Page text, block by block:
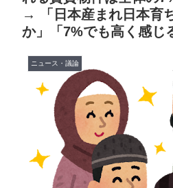
▶
【海外の反応】日本のウェブ
多い気がする → 「日本のIT業
らな」「ゲームのUIは優れて
韓国人「熊本地震で見る日本
覧ください」→「これはすご
と日本人は何か適当に作る感
がまさに経験値である」
▶ 日本旅行キャンセルすべきか
火山の兆し＝韓国の反応
→ 「日本産まれ日本育
か」「7%でも高く感じ
ニュース・議論